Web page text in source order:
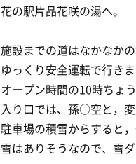
花の駅片品花咲の湯へ。
施設までの道はなかなかの
ゆっくり安全運転で行きま
オープン時間の10時ちょう
入り口では、孫○空と，
駐車場の積雪からすると
雪はありそうなので、雪